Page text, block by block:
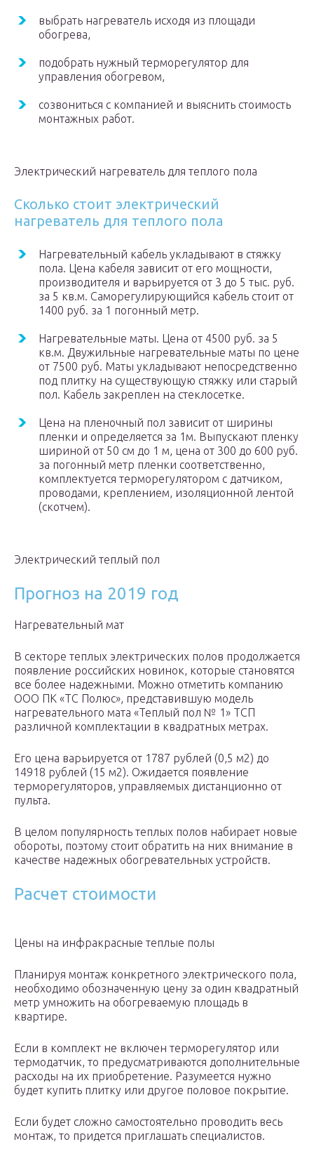
выбрать нагреватель исходя из площади
обогрева,
подобрать нужный терморегулятор для
управления обогревом,
созвониться с компанией и выяснить стоимость
монтажных работ.
Электрический нагреватель для теплого пола
Сколько стоит электрический
нагреватель для теплого пола
Нагревательный кабель укладывают в стяжку
пола. Цена кабеля зависит от его мощности,
производителя и варьируется от 3 до 5 тыс. руб.
за 5 кв.м. Саморегулирующийся кабель стоит от
1400 руб. за 1 погонный метр.
Нагревательные маты. Цена от 4500 руб. за 5
кв.м. Двужильные нагревательные маты по цене
от 7500 руб. Маты укладывают непосредственно
под плитку на существующую стяжку или старый
пол. Кабель закреплен на стеклосетке.
Цена на пленочный пол зависит от ширины
пленки и определяется за 1м. Выпускают пленку
шириной от 50 см до 1 м, цена от 300 до 600 руб.
за погонный метр пленки соответственно,
комплектуется терморегулятором с датчиком,
проводами, креплением, изоляционной лентой
(скотчем).
Электрический теплый пол
Прогноз на 2019 год
Нагревательный мат
В секторе теплых электрических полов продолжается
появление российских новинок, которые становятся
все более надежными. Можно отметить компанию
ООО ПК «ТС Полюс», представившую модель
нагревательного мата «Теплый пол № 1» ТСП
различной комплектации в квадратных метрах.
Его цена варьируется от 1787 рублей (0,5 м2) до
14918 рублей (15 м2). Ожидается появление
терморегуляторов, управляемых дистанционно от
пульта.
В целом популярность теплых полов набирает новые
обороты, поэтому стоит обратить на них внимание в
качестве надежных обогревательных устройств.
Расчет стоимости
Цены на инфракрасные теплые полы
Планируя монтаж конкретного электрического пола,
необходимо обозначенную цену за один квадратный
метр умножить на обогреваемую площадь в
квартире.
Если в комплект не включен терморегулятор или
термодатчик, то предусматриваются дополнительные
расходы на их приобретение. Разумеется нужно
будет купить плитку или другое половое покрытие.
Если будет сложно самостоятельно проводить весь
монтаж, то придется приглашать специалистов.